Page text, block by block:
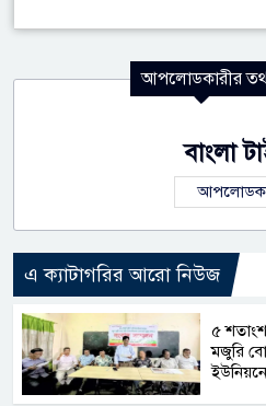
আপলোডকারীর
বাংলা
এ ক্যাটাগরির আরো নিউজ
৫ শতাংশ
মজুরি